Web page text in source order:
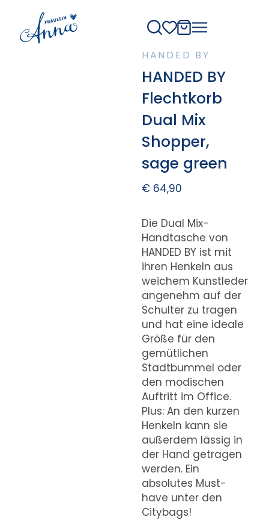
HANDED BY
HANDED BY
Flechtkorb
Dual Mix
Shopper,
sage green
€64,90
Die Dual Mix-
Handtasche von
HANDED BY ist mit
ihren Henkeln aus
weichem Kunstleder
angenehm auf der
Schulter zu tragen
und hat eine ideale
Größe für den
gemütlichen
Stadtbummel oder
den modischen
Auftritt im Office.
Plus: An den kurzen
Henkeln kann sie
außerdem lässig in
der Hand getragen
werden. Ein
absolutes Must-
have unter den
Citybags!